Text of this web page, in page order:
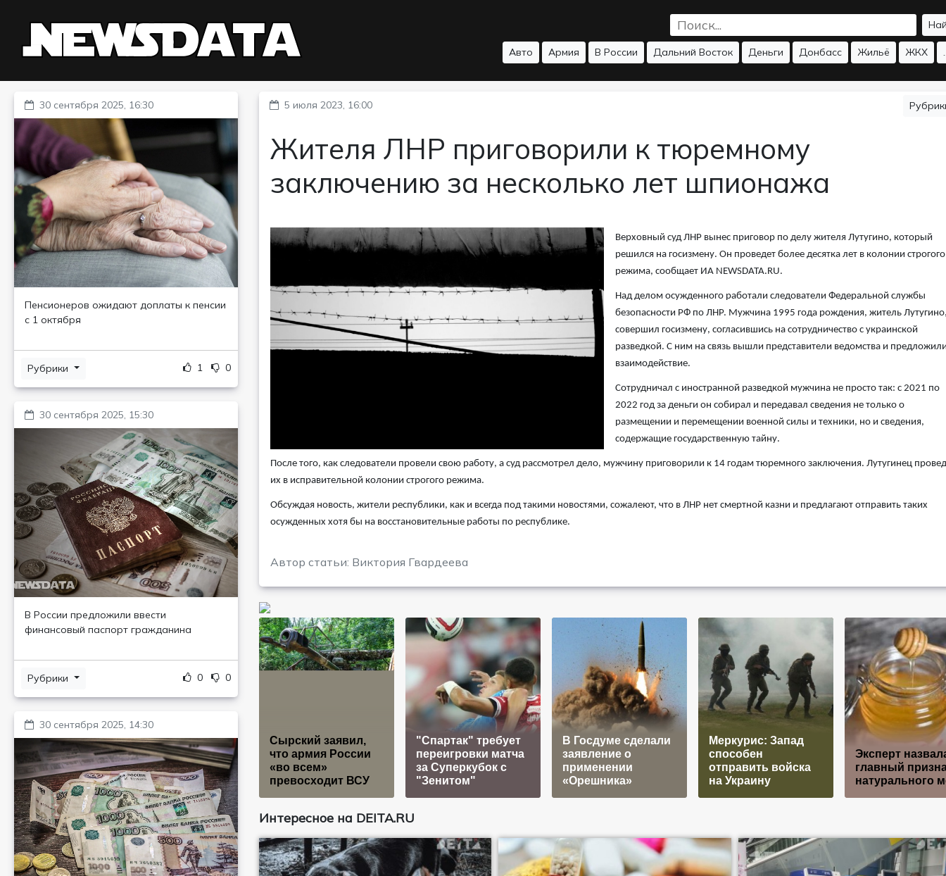
Авто Армия В России Дальний Восток Деньги Донбасс Жильё ЖКХ
30 сентября 2025, 16:30
Пенсионеров ожидают доплаты к пенсии
с 1 октября
Рубрики 1 0
30 сентября 2025, 15:30
В России предложили ввести
финансовый паспорт гражданина
Рубрики 0 0
30 сентября 2025, 14:30
5 июля 2023, 16:00
Жителя ЛНР приговорили к тюремному
заключению за несколько лет шпионажа
Верховный суд ЛНР вынес приговор по делу жителя Лутугино, который
решился на госизмену. Он проведет более десятка лет в колонии строгого
режима, сообщает ИА NEWSDATA.RU.
Над делом осужденного работали следователи Федеральной службы
безопасности РФ по ЛНР. Мужчина 1995 года рождения, житель
совершил госизмену, согласившись на сотрудничество с украинской
разведкой. С ним на связь вышли представители ведомства и
взаимодействие.
Сотрудничал с иностранной разведкой мужчина не просто так: с 2021 по
2022 год за деньги он собирал и передавал сведения не только о
размещении и перемещении военной силы и техники, но и сведения,
содержащие государственную тайну.
После того, как следователи провели свою работу, а суд рассмотрел дело, мужчину приговорили к 14 годам тюремного заключения. Лутугинец
их в исправительной колонии строгого режима.
Обсуждая новость, жители республики, как и всегда под такими новостями, сожалеют, что в ЛНР нет смертной казни и предлагают отправить таких
осужденных хотя бы на восстановительные работы по республике.
Автор статьи: Виктория Гвардеева
Сырский заявил,
что армия России
«во всем»
превосходит ВСУ
"Спартак" требует
переигровки матча
за Суперкубок с
"Зенитом"
В Госдуме сделали
заявление о
применении
«Орешника»
Меркурис: Запад
способен
отправить войска
на Украину
Эксперт
главный
натурального
Интересное на DEITA.RU